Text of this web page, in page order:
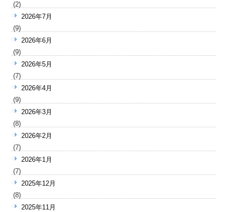
(2)
2026年7月
(9)
2026年6月
(9)
2026年5月
(7)
2026年4月
(9)
2026年3月
(8)
2026年2月
(7)
2026年1月
(7)
2025年12月
(8)
2025年11月